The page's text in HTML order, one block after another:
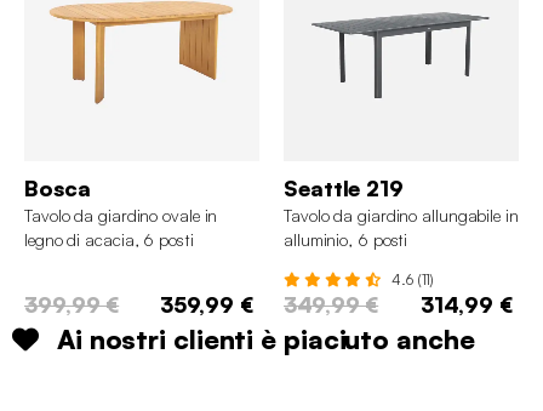
Bosca
Tavolo da giardino ovale in
legno di acacia, 6 posti
399,99 € 359,99 €
Seattle 219
Tavolo da giardino allungabile in
alluminio, 6 posti
4.6 (11)
349,99 € 314,99 €
Ai nostri clienti è piaciuto anche